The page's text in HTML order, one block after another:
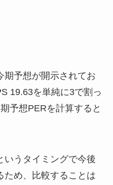
期予想が開示されてお
19.63を単純に3で割っ
予想PERを計算すると
いうタイミングで今後
ため、比較することは